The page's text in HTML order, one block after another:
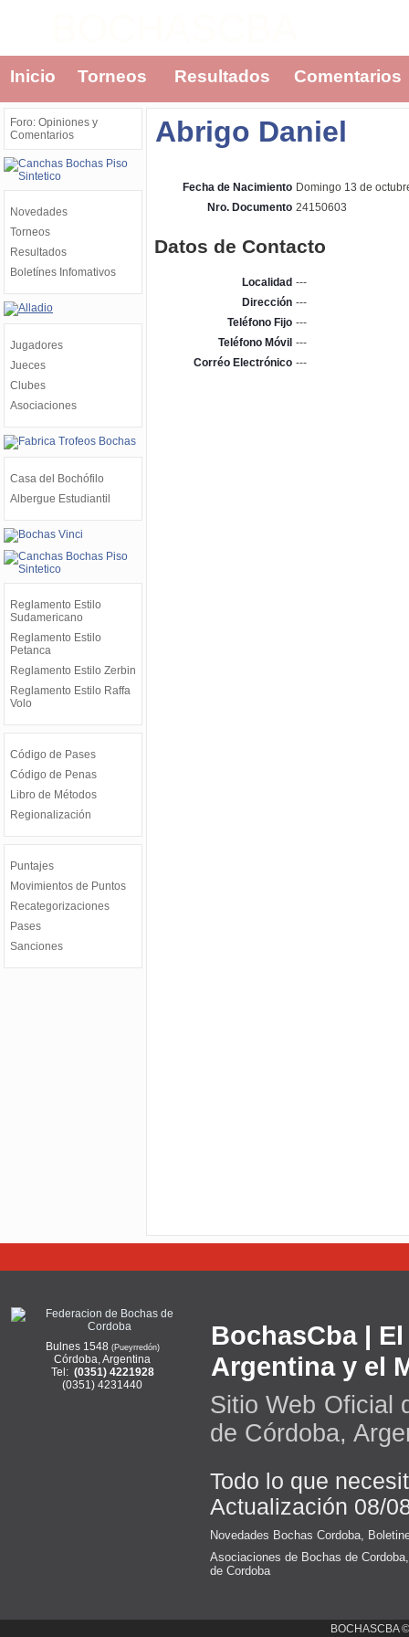
Inicio Torneos Resultados Comentarios
Foro: Opiniones y
Comentarios
Novedades
Torneos
Resultados
Boletínes Infomativos
Jugadores
Jueces
Clubes
Asociaciones
Casa del Bochófilo
Albergue Estudiantil
Reglamento Estilo
Sudamericano
Reglamento Estilo
Petanca
Reglamento Estilo Zerbin
Reglamento Estilo Raffa
Volo
Código de Pases
Código de Penas
Libro de Métodos
Regionalización
Puntajes
Movimientos de Puntos
Recategorizaciones
Pases
Sanciones
Abrigo Daniel
Fecha de Nacimiento Domingo 13 de
Nro. Documento 24150603
Datos de Contacto
Localidad ---
Dirección ---
Teléfono Fijo ---
Teléfono Móvil ---
Corréo Electrónico ---
Bulnes 1548 (Pueyrredón)
Córdoba, Argentina
Tel: (0351) 4221928
(0351) 4231440
BochasCba |
Argentina y el
Sitio Web Oficial
de Córdoba,
Todo lo que
Actualización 08/
Novedades Bochas Cordoba
Asociaciones de Bochas de Cordoba
de Cordoba
BOCHASCBA